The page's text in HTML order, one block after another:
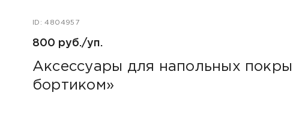
ID: 4804957
800 руб./уп.
Аксессуары для напольных
бортиком»